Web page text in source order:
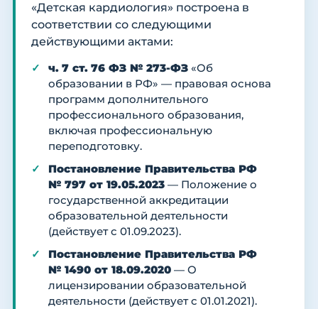
«Детская кардиология» построена в
соответствии со следующими
действующими актами:
ч. 7 ст. 76 ФЗ № 273-ФЗ «Об
образовании в РФ» — правовая основа
программ дополнительного
профессионального образования,
включая профессиональную
переподготовку.
Постановление Правительства РФ
№ 797 от 19.05.2023 — Положение о
государственной аккредитации
образовательной деятельности
(действует с 01.09.2023).
Постановление Правительства РФ
№ 1490 от 18.09.2020 — О
лицензировании образовательной
деятельности (действует с 01.01.2021).